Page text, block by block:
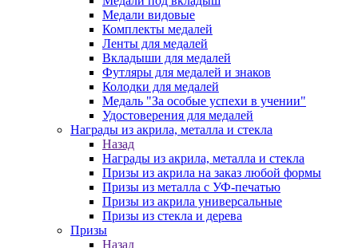
Медали видовые
Комплекты медалей
Ленты для медалей
Вкладыши для медалей
Футляры для медалей и знаков
Колодки для медалей
Медаль "За особые успехи в учении"
Удостоверения для медалей
Награды из акрила, металла и стекла
Назад
Награды из акрила, металла и стекла
Призы из акрила на заказ любой формы
Призы из металла с УФ-печатью
Призы из акрила универсальные
Призы из стекла и дерева
Призы
Назад